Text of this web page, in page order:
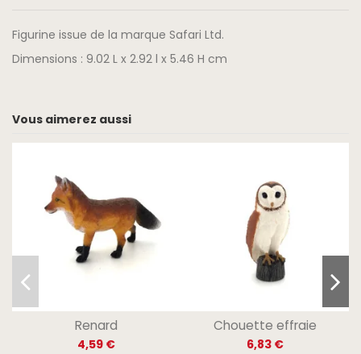
Figurine issue de la marque Safari Ltd.
Dimensions : 9.02 L x 2.92 l x 5.46 H cm
Vous aimerez aussi
Renard
4,59 €
Chouette effraie
6,83 €